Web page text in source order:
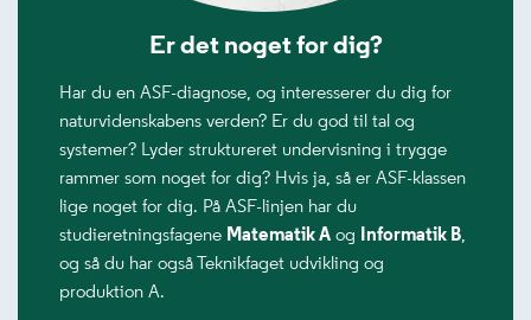
Er det noget for dig?
Har du en ASF-diagnose, og interesserer du dig for
naturvidenskabens verden? Er du god til tal og
systemer? Lyder struktureret undervisning i trygge
rammer som noget for dig? Hvis ja, så er ASF-klassen
lige noget for dig. På ASF-linjen har du
studieretningsfagene Matematik A og Informatik B,
og så du har også Teknikfaget udvikling og
produktion A.